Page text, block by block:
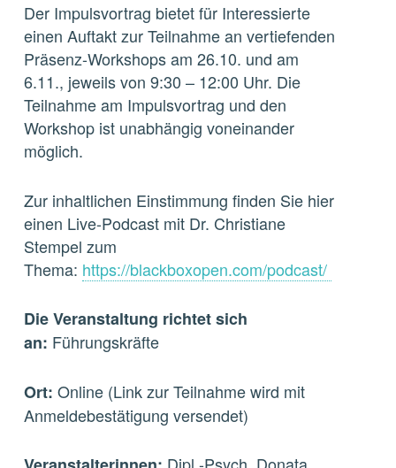
Der Impulsvortrag bietet für Interessierte
einen Auftakt zur Teilnahme an vertiefenden
Präsenz-Workshops am 26.10. und am
6.11., jeweils von 9:30 – 12:00 Uhr. Die
Teilnahme am Impulsvortrag und den
Workshop ist unabhängig voneinander
möglich.
Zur inhaltlichen Einstimmung finden Sie hier
einen Live-Podcast mit Dr. Christiane
Stempel zum
Thema: https://blackboxopen.com/podcast/
Die Veranstaltung richtet sich
an: Führungskräfte
Ort: Online (Link zur Teilnahme wird mit
Anmeldebestätigung versendet)